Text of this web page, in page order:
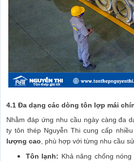
4.1 Đa dạng các dòng tôn lợp mái
Nhằm đáp ứng nhu cầu ngày càng đa
ty tôn thép Nguyễn Thi cung cấp
lượng cao , phù hợp với từng nhu cầu
Tôn lạnh: Khả năng chống